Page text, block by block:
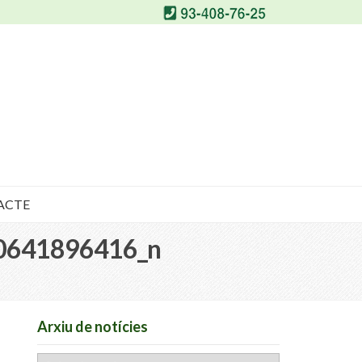
Arxiu de notícies